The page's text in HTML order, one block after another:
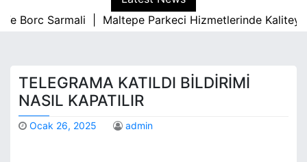
Borc Sarmali |Maltepe Parkeci Hizmetlerinde Kaliteyi
TELEGRAMA KATILDI BILDIRIMI
NASIL KAPATILIR
Ocak 26, 2025 admin